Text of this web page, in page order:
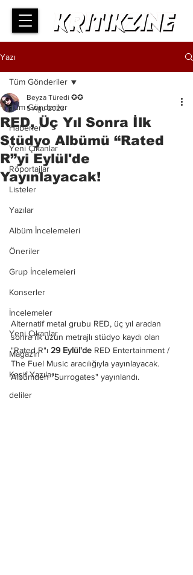
Yazı
Tüm Gönderiler
Haberler
Yeni Çıkanlar
Röportajlar
Listeler
Yazılar
Albüm İncelemeleri
Öneriler
Grup İncelemeleri
Konserler
İncelemeler
Yeni Çıkanlar
Magazin
Keşif Yazıları
deliler
Tüm Gönderiler
RED, Üç Yıl Sonra İlk
Stüdyo Albümü “Rated
R”yi Eylül'de
Yayınlayacak!
Beyza Türedi ✪✪
5 Ağu 2023
Alternatif metal grubu RED, üç yıl aradan
sonra ilk uzun metrajlı stüdyo kaydı olan
"Rated R"ı 29 Eylül'de RED Entertainment /
The Fuel Music aracılığıyla yayınlayacak.
Albümden "Surrogates" yayınlandı.